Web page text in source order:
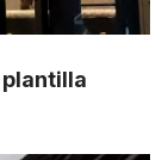
plantilla